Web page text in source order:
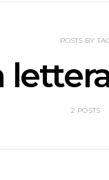
POSTS BY
2 POSTS